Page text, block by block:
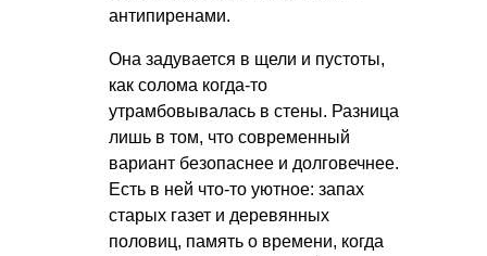
антипиренами.
Она задувается в щели и пустоты,
как солома когда-то
утрамбовывалась в стены. Разница
лишь в том, что современный
вариант безопаснее и долговечнее.
Есть в ней что-то уютное: запах
старых газет и деревянных
половиц, память о времени, когда